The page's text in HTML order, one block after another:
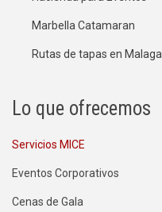
Marbella Catamaran
Rutas de tapas en Malaga
Lo que ofrecemos
Servicios MICE
Eventos Corporativos
Cenas de Gala